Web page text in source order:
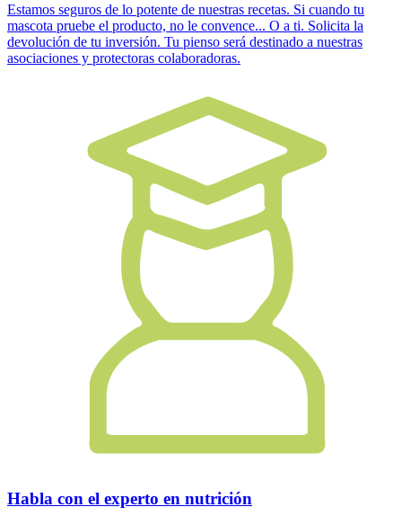
Estamos seguros de lo potente de nuestras recetas. Si cuando tu
mascota pruebe el producto, no le convence... O a ti. Solicita la
devolución de tu inversión. Tu pienso será destinado a nuestras
asociaciones y protectoras colaboradoras.
Habla con el experto en nutrición